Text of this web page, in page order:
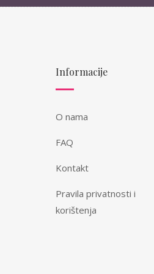
Informacije
O nama
FAQ
Kontakt
Pravila privatnosti i
korištenja